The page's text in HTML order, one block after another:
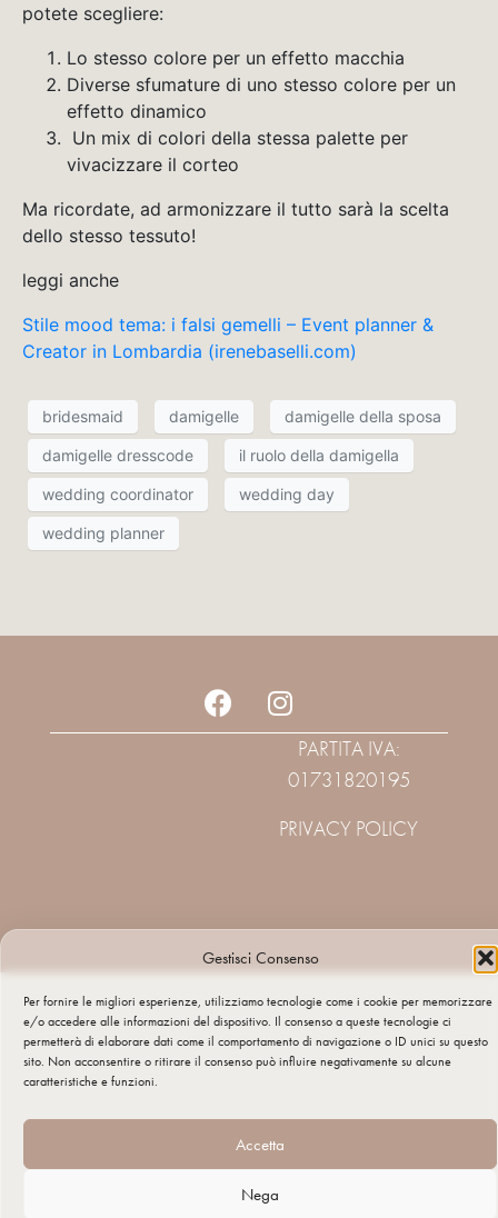
Gestisci Consenso
Per fornire le migliori esperienze, utilizziamo tecnologie come i cookie per memorizzare
e/o accedere alle informazioni del dispositivo. Il consenso a queste tecnologie ci
permetterà di elaborare dati come il comportamento di navigazione o ID unici su questo
sito. Non acconsentire o ritirare il consenso può influire negativamente su alcune
caratteristiche e funzioni.
Accetta
Nega
potete scegliere:
Lo stesso colore per un effetto macchia
Diverse sfumature di uno stesso colore per un
effetto dinamico
Un mix di colori della stessa palette per
vivacizzare il corteo
Ma ricordate, ad armonizzare il tutto sarà la scelta
dello stesso tessuto!
leggi anche
Stile mood tema: i falsi gemelli – Event planner &
Creator in Lombardia (irenebaselli.com)
bridesmaid damigelle damigelle della sposa
damigelle dresscode il ruolo della damigella
wedding coordinator wedding day
wedding planner
PARTITA IVA:
01731820195
PRIVACY POLICY